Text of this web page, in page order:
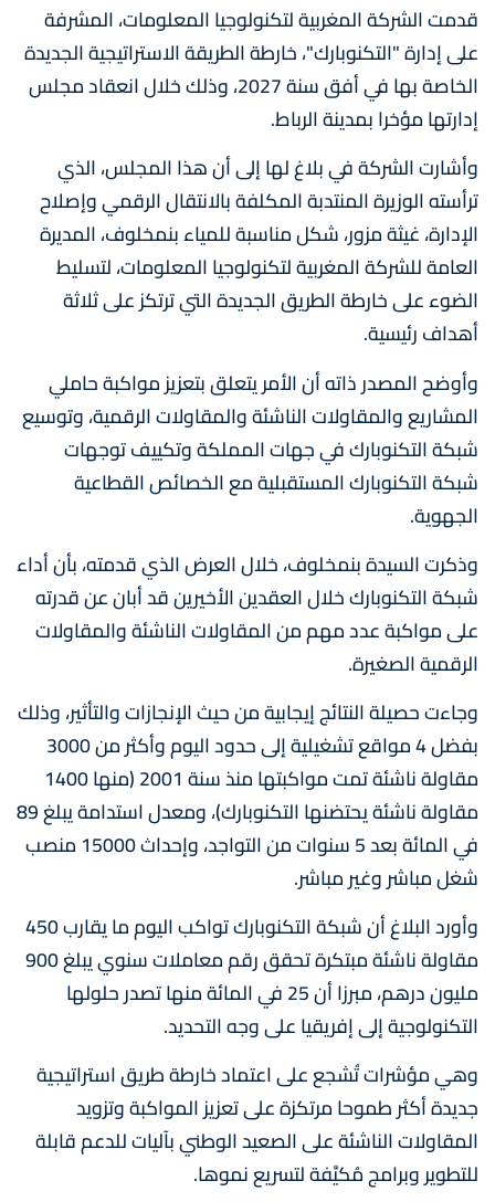
قدمت الشركة المغربية لتكنولوجيا المعلومات، المشرفة
على إدارة "التكنوبارك"، خارطة الطريقة الاستراتيجية الجديدة
الخاصة بها في أفق سنة 2027، وذلك خلال انعقاد مجلس
إدارتها مؤخرا بمدينة الرباط.
وأشارت الشركة في بلاغ لها إلى أن هذا المجلس، الذي
ترأسته الوزيرة المنتدبة المكلفة بالانتقال الرقمي وإصلاح
الإدارة، غيثة مزور، شكل مناسبة للمياء بنمخلوف، المديرة
العامة للشركة المغربية لتكنولوجيا المعلومات، لتسليط
الضوء على خارطة الطريق الجديدة التي ترتكز على ثلاثة
أهداف رئيسية.
وأوضح المصدر ذاته أن الأمر يتعلق بتعزيز مواكبة حاملي
المشاريع والمقاولات الناشئة والمقاولات الرقمية، وتوسيع
شبكة التكنوبارك في جهات المملكة وتكييف توجهات
شبكة التكنوبارك المستقبلية مع الخصائص القطاعية
الجهوية.
وذكرت السيدة بنمخلوف، خلال العرض الذي قدمته، بأن أداء
شبكة التكنوبارك خلال العقدين الأخيرين قد أبان عن قدرته
على مواكبة عدد مهم من المقاولات الناشئة والمقاولات
الرقمية الصغيرة.
وجاءت حصيلة النتائج إيجابية من حيث الإنجازات والتأثير، وذلك
بفضل 4 مواقع تشغيلية إلى حدود اليوم وأكثر من 3000
مقاولة ناشئة تمت مواكبتها منذ سنة 2001 (منها 1400
مقاولة ناشئة يحتضنها التكنوبارك)، ومعدل استدامة يبلغ 89
في المائة بعد 5 سنوات من التواجد، وإحداث 15000 منصب
شغل مباشر وغير مباشر.
وأورد البلاغ أن شبكة التكنوبارك تواكب اليوم ما يقارب 450
مقاولة ناشئة مبتكرة تحقق رقم معاملات سنوي يبلغ 900
مليون درهم، مبرزا أن 25 في المائة منها تصدر حلولها
التكنولوجية إلى إفريقيا على وجه التحديد.
وهي مؤشرات تُشجع على اعتماد خارطة طريق استراتيجية
جديدة أكثر طموحا مرتكزة على تعزيز المواكبة وتزويد
المقاولات الناشئة على الصعيد الوطني بآليات للدعم قابلة
للتطوير وبرامج مُكيَّفة لتسريع نموها.